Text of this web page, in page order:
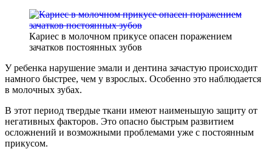
Кариес в молочном прикусе опасен поражением
зачатков постоянных зубов
У ребенка нарушение эмали и дентина зачастую происходит
намного быстрее, чем у взрослых. Особенно это наблюдается
в молочных зубах.
В этот период твердые ткани имеют наименьшую защиту от
негативных факторов. Это опасно быстрым развитием
осложнений и возможными проблемами уже с постоянным
прикусом.